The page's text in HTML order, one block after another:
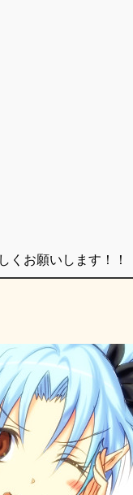
くお願いします！！